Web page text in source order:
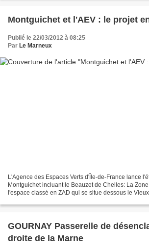
Montguichet et l'AEV : le projet
Publié le 22/03/2012 à 08:25
Par Le Marneux
L'Agence des Espaces Verts d'Île-de-France lance
Montguichet incluant le Beauzet de Chelles: La
l'espace classé en ZAD qui se situe dessous le
GOURNAY Passerelle de
droite de la Marne